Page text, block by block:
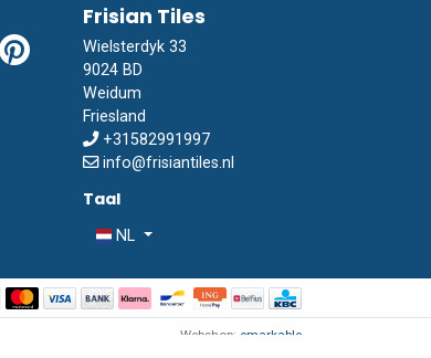
Frisian Tiles
Wielsterdyk 33
9024 BD
Weidum
Friesland
+31582991997
info@frisiantiles.nl
Taal
NL
Webshop: emarkable